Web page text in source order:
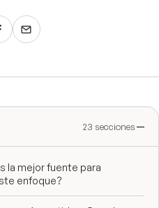
23 secciones
la mejor fuente para
enfoque?